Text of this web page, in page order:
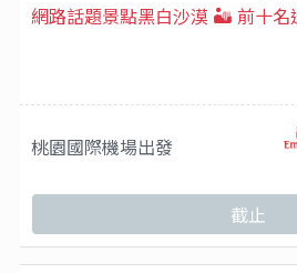
網路話題景點黑白沙漠 🏜️ 前十名
桃園國際機場出發
截止